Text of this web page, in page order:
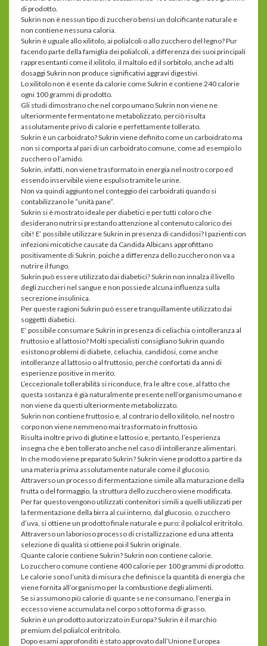
di prodotto.
Sukrin non è nessun tipo di zucchero bensì un dolcificante naturale e
non contiene nessuna caloria.
Sukrin è uguale allo xilitolo, ai polialcoli o allo zucchero del legno? Pur
facendo parte della famiglia dei polialcoli, a differenza dei suoi principali
rappresentanti come il xilitolo, il maltolo ed il sorbitolo, anche ad alti
dosaggi Sukrin non produce significativi aggravi digestivi.
Lo xilitolo non è esente da calorie come Sukrin e contiene 240 calorie
ogni 100 grammi di prodotto.
Gli studi dimostrano che nel corpo umano Sukrin non viene ne
ulteriormente fermentato ne metabolizzato, perciò risulta
assolutamente privo di calorie e perfettamente tollerato.
Sukrin è un carboidrato? Sukrin viene definito come un carboidrato ma
non si comporta al pari di un carboidrato comune, come ad esempio lo
zucchero o l’amido.
Sukrin, infatti, non viene trasformato in energia nel nostro corpo ed
essendo inservibile viene espulso tramite le urine.
Non va quindi aggiunto nel conteggio dei carboidrati quando si
contabilizzano le “unità pane”.
Sukrin si è mostrato ideale per diabetici e per tutti coloro che
desiderano nutrirsi prestando attenzione al contenuto calorico dei
cibi! E‘ possibile utilizzare Sukrin in presenza di candidosi? I pazienti con
infezioni micotiche causate da Candida Albicans approfittano
positivamente di Sukrin, poiché a differenza dello zucchero non va a
nutrire il fungo.
Sukrin può essere utilizzato dai diabetici? Sukrin non innalza il livello
degli zuccheri nel sangue e non possiede alcuna influenza sulla
secrezione insulinica.
Per queste ragioni Sukrin può essere tranquillamente utilizzato dai
soggetti diabetici.
E‘ possibile consumare Sukrin in presenza di celiachia o intolleranza al
fruttosio e al lattosio? Molti specialisti consigliano Sukrin quando
esistono problemi di diabete, celiachia, candidosi, come anche
intolleranze al lattosio o al fruttosio, perché confortati da anni di
esperienze positive in merito.
L’eccezionale tollerabilità si riconduce, fra le altre cose, al fatto che
questa sostanza è già naturalmente presente nell’organismo umano e
non viene da questi ulteriormente metabolizzato.
Sukrin non contiene fruttosio e, al contrario dello xilitolo, nel nostro
corpo non viene nemmeno mai trasformato in fruttosio.
Risulta inoltre privo di glutine e lattosio e, pertanto, l’esperienza
insegna che è ben tollerato anche nel caso di intolleranze alimentari.
In che modo viene preparato Sukrin? Sukrin viene prodotto a partire da
una materia prima assolutamente naturale come il glucosio.
Attraverso un processo di fermentazione simile alla maturazione della
frutta o del formaggio, la struttura dello zucchero viene modificata.
Per far questo vengono utilizzati contenitori simili a quelli utilizzati per
la fermentazione della birra al cui interno, dal glucosio, o zucchero
d’uva, si ottiene un prodotto finale naturale e puro: il polialcol eritritolo.
Attraverso un laborioso processo di cristallizzazione ed una attenta
selezione di qualità si ottiene poi il Sukrin originale.
Quante calorie contiene Sukrin? Sukrin non contiene calorie.
Lo zucchero comune contiene 400 calorie per 100 grammi di prodotto.
Le calorie sono l’unità di misura che definisce la quantità di energia che
viene fornita all’organismo per la combustione degli alimenti.
Se si assumono più calorie di quante se ne consumano, l’energia in
eccesso viene accumulata nel corpo sotto forma di grasso.
Sukrin è un prodotto autorizzato in Europa? Sukrin è il marchio
premium del polialcol eritritolo.
Dopo esami approfonditi è stato approvato dall’Unione Europea